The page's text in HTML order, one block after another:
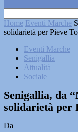
Home Eventi Marche
solidarietà per Pieve
Eventi Marche
Senigallia
Attualità
Sociale
Senigallia, da
solidarietà per
Da